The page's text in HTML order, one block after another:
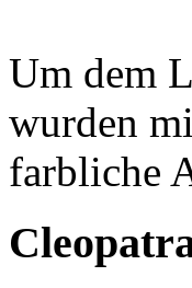
Um dem
wurden
farbliche